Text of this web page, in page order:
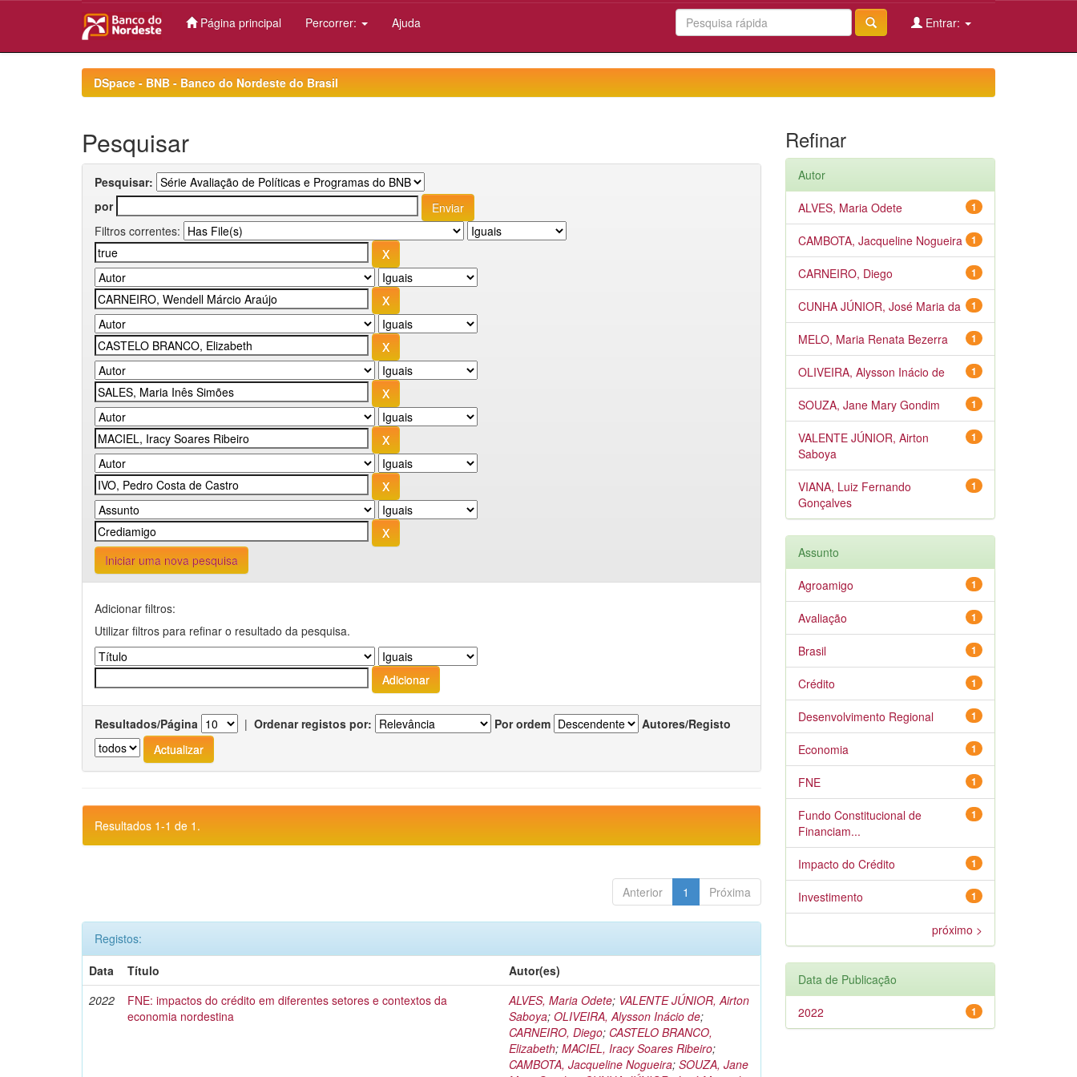
Página principal Percorrer: Ajuda Entrar:
DSpace - BNB - Banco do Nordeste do Brasil
Pesquisar
Pesquisar:
por
Filtros correntes:
Iniciar uma nova pesquisa
Adicionar filtros:
Utilizar filtros para refinar o resultado da pesquisa.
Resultados/Página | Ordenar registos por: Por ordem Autores/Registo
Resultados 1-1 de 1.
Anterior 1 Próxima
Registos:
Data
Título
Autor(es)
2022
FNE: impactos do crédito em diferentes setores e contextos da
economia nordestina
ALVES, Maria Odete; VALENTE JÚNIOR, Airton
Saboya;OLIVEIRA, Alysson Inácio de;
CARNEIRO, Diego; CASTELO BRANCO,
Elizabeth;MACIEL, Iracy Soares Ribeiro;
CAMBOTA, Jacqueline Nogueira;SOUZA, Jane
Refinar
Autor
1
ALVES, Maria Odete
1
CAMBOTA, Jacqueline Nogueira
1
CARNEIRO, Diego
1
CUNHA JÚNIOR, José Maria da
1
MELO, Maria Renata Bezerra
1
OLIVEIRA, Alysson Inácio de
1
SOUZA, Jane Mary Gondim
1
VALENTE JÚNIOR, Airton
Saboya
1
VIANA, Luiz Fernando
Gonçalves
Assunto
1
Agroamigo
1
Avaliação
1
Brasil
1
Crédito
1
Desenvolvimento Regional
1
Economia
1
FNE
1
Fundo Constitucional de
Financiam...
1
Impacto do Crédito
1
Investimento
próximo >
Data de Publicação
1
2022